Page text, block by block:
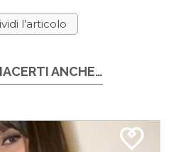
l’articolo
ANCHE…